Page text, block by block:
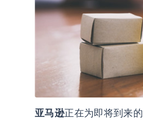
亚马逊正在为即将到来的